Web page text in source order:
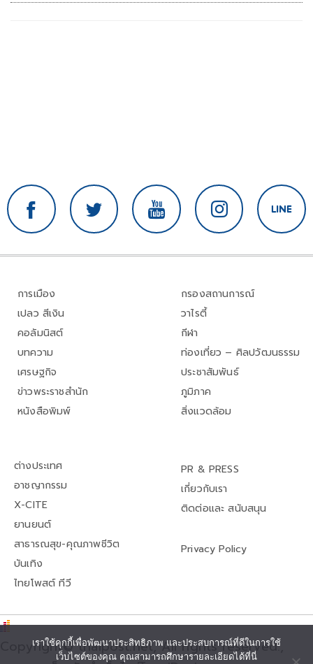
การเมือง
เปลว สีเงิน
คอลัมนิสต์
บทความ
เศรษฐกิจ
ข่าวพระราชสำนัก
หนังสือพิมพ์
กรองสถานการณ์
วาไรตี้
กีฬา
ท่องเที่ยว – ศิลปวัฒนธรรม
ประชาสัมพันธ์
ภูมิภาค
สิ่งแวดล้อม
ต่างประเทศ
อาชญากรรม
X-CITE
ยานยนต์
สาธารณสุข-คุณภาพชีวิต
บันเทิง
ไทยโพสต์ ทีวี
PR & PRESS
เกี่ยวกับเรา
ติดต่อและ สนับสนุน
Privacy Policy
Copyright© thaipost.net, All rights reserved.,
เราใช้คุกกี้เพื่อพัฒนาประสิทธิภาพ และประสบการณ์ที่ดีในการใช้
เว็บไซต์ของคุณ คุณสามารถศึกษารายละเอียดได้ที่นี่